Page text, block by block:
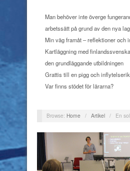
Man behöver inte överge
arbetssätt på grund av den nya
Min väg framåt – reflektioner och
Kartläggning med
den grundläggande utbildningen
Grattis till en pigg och
Var finns stödet för lärarna?
Browse: Home / Artikel / En